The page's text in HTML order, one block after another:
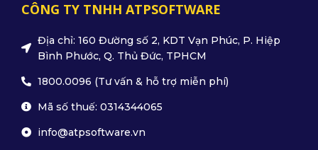
CÔNG TY TNHH ATPSOFTWARE
Địa chỉ: 160 Đường số 2, KDT Vạn Phúc, P. Hiệp
Bình Phước, Q. Thủ Đức, TPHCM
1800.0096 (Tư vấn & hỗ trợ miễn phí)
Mã số thuế: 0314344065
info@atpsoftware.vn